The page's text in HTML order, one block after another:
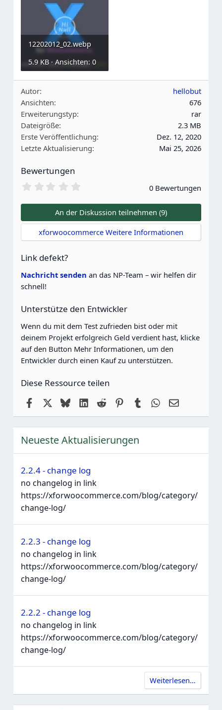
12202012_02.webp
5.9 KB · Ansichten: 0
Autor
hellobut
Ansichten
676
Erweiterungstyp
rar
Dateigröße
2.3 MB
Erste Veröffentlichung
Dez. 12, 2020
Letzte Aktualisierung
Mai 25, 2026
Bewertungen
0
0
S
t
e
r
0 Bewertungen
An der Diskussion teilnehmen (9)
xforwoocommerce Weitere Informationen
Link defekt?
Nachricht senden an das NP-Team – wir helfen dir
schnell!
Unterstütze den Entwickler
Wenn du mit dem Test zufrieden bist oder mit
deinem Projekt erfolgreich Geld verdient hast, klicke
auf den Button Mehr Informationen, um den
Entwickler durch einen Kauf zu unterstützen.
Diese Ressource teilen
FacebookBlueskyLinkedIn
Reddit Pinterest
Tumblr WhatsApp
E-Mail
Neueste Aktualisierungen
2.2.4 - change log
no changelog in link
https://xforwoocommerce.com/blog/category/
change-log/
2.2.3 - change log
no changelog in link
https://xforwoocommerce.com/blog/category/
change-log/
2.2.2 - change log
no changelog in link
https://xforwoocommerce.com/blog/category/
change-log/
Weiterlesen…